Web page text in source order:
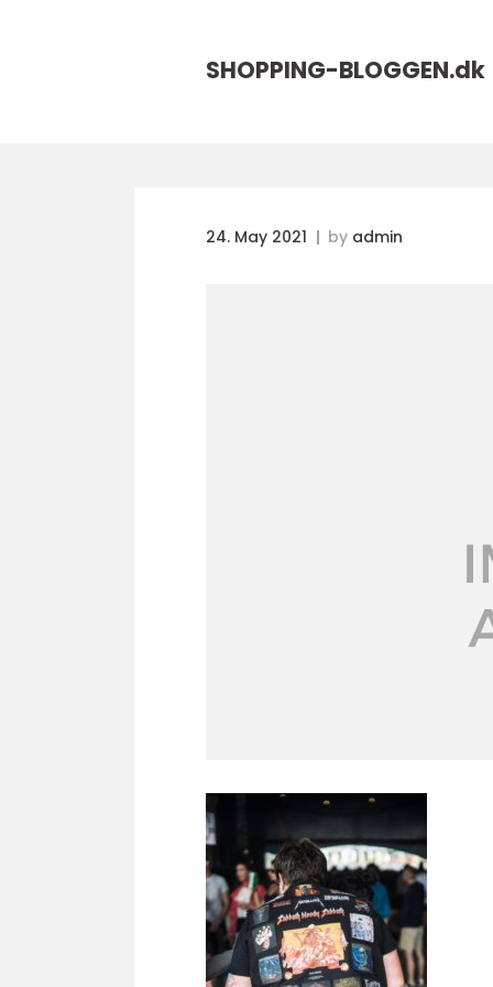
SHOPPING-BLOGGEN.dk
24. May 2021 by admin